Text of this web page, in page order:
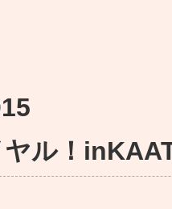
ル！